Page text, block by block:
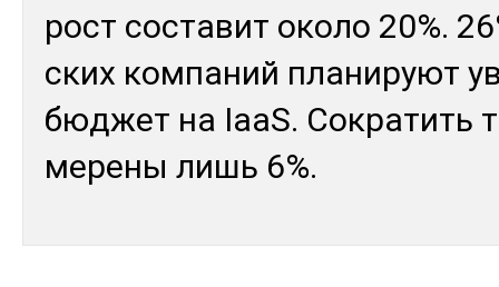
рост сос­та­вит око­ло 20%.
ских ком­па­ний пла­нируют
бюд­жет на IaaS. Сок­ра­тить
мере­ны лишь 6%.